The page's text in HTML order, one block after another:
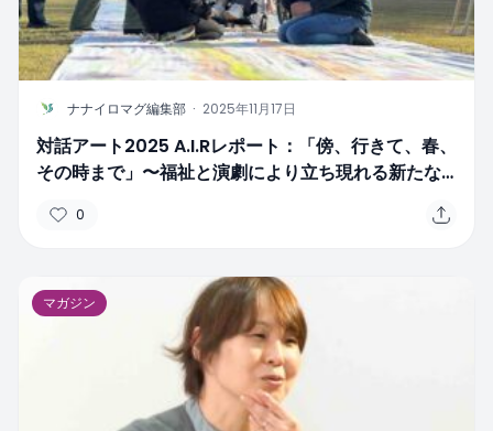
N ナナイロマグ編集部 · 2025年11月17日
対話アート2025 A.I.Rレポート：「傍、行きて、春、
その時まで」〜福祉と演劇により立ち現れる新たな
0
マガジン